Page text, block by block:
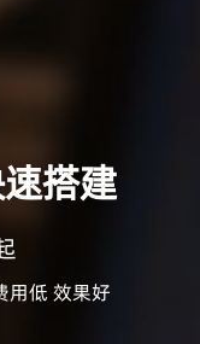
搭建
用低 效果好